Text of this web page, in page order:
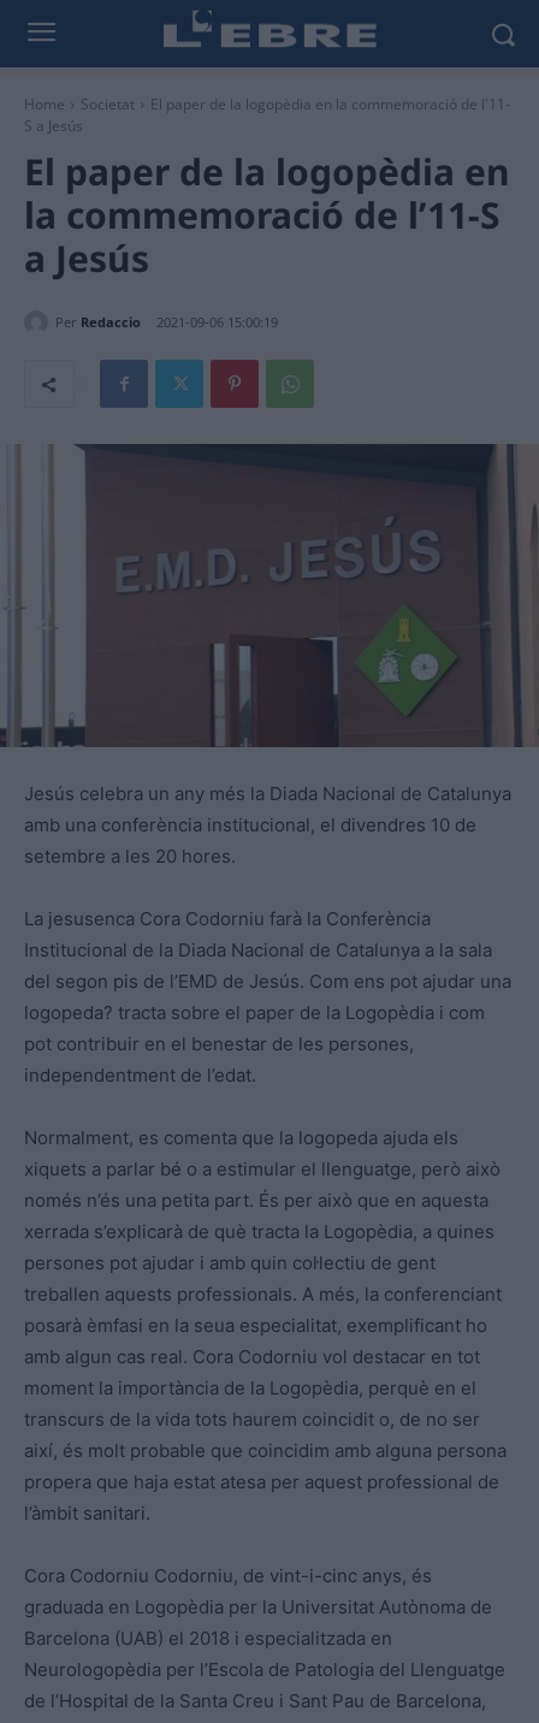
Home Societat
El paper de la logopèdia en la commemoració de l'11-
S a Jesús
El paper de la logopèdia en
la commemoració de l’11-S
a Jesús
Per Redaccio 2021-09-06 15:00:19
Jesús celebra un any més la Diada Nacional de Catalunya
amb una conferència institucional, el divendres 10 de
setembre a les 20 hores.
La jesusenca Cora Codorniu farà la Conferència
Institucional de la Diada Nacional de Catalunya a la sala
del segon pis de l’EMD de Jesús. Com ens pot ajudar una
logopeda? tracta sobre el paper de la Logopèdia i com
pot contribuir en el benestar de les persones,
independentment de l’edat.
Normalment, es comenta que la logopeda ajuda els
xiquets a parlar bé o a estimular el llenguatge, però això
només n’és una petita part. És per això que en aquesta
xerrada s’explicarà de què tracta la Logopèdia, a quines
persones pot ajudar i amb quin col·lectiu de gent
treballen aquests professionals. A més, la conferenciant
posarà èmfasi en la seua especialitat, exemplificant ho
amb algun cas real. Cora Codorniu vol destacar en tot
moment la importància de la Logopèdia, perquè en el
transcurs de la vida tots haurem coincidit o, de no ser
així, és molt probable que coincidim amb alguna persona
propera que haja estat atesa per aquest professional de
l’àmbit sanitari.
Cora Codorniu Codorniu, de vint-i-cinc anys, és
graduada en Logopèdia per la Universitat Autònoma de
Barcelona (UAB) el 2018 i especialitzada en
Neurologopèdia per l’Escola de Patologia del Llenguatge
de l’Hospital de la Santa Creu i Sant Pau de Barcelona,